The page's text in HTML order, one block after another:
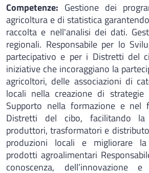
Competenze: Gestione dei
agricoltura e di statistica
raccolta e nell'analisi dei dati.
regionali. Responsabile per lo
partecipativo e per i Distretti del
iniziative che incoraggiano la
agricoltori, delle associazioni di
locali nella creazione di
Supporto nella formazione e nel
Distretti del cibo, facilitando la
produttori, trasformatori e
produzioni locali e migliorare
prodotti agroalimentari
conoscenza,